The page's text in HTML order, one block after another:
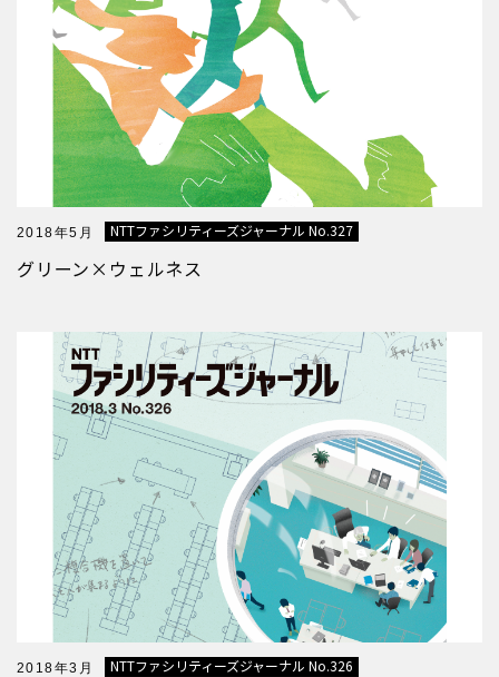
2018年5月 NTTファシリティーズジャーナル No.327
グリーン×ウェルネス
2018年3月 NTTファシリティーズジャーナル No.326